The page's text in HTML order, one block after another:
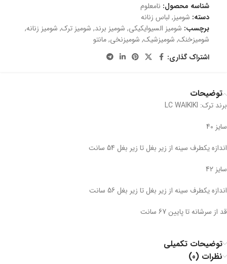
شناسه محصول: نامعلوم
دسته: شومیز, لباس زنانه
برچسب: شومیز السیوایکیکی, شومیز برند, شومیز ترک, شومیز زنانه,
شومیزخنک, شومیزشیک, شومیزنخی,مانتو
اشتراک گذاری:
توضیحات
برند ترک: LC WAIKIKI
سایز 40
اندازه یکطرف سینه از زیر بغل تا زیر بغل 54 سانت
سایز 42
اندازه یکطرف سینه از زیر بغل تا زیر بغل 56 سانت
قد از سرشانه تا پایین 67 سانت
توضیحات تکمیلی
نظرات (0)